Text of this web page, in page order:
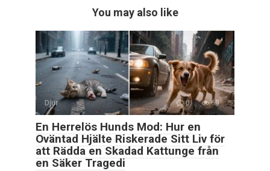
You may also like
Djur 0 69
En Herrelös Hunds Mod: Hur en
Oväntad Hjälte Riskerade Sitt Liv för
att Rädda en Skadad Kattunge från
en Säker Tragedi